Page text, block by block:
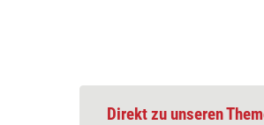
Direkt zu unseren